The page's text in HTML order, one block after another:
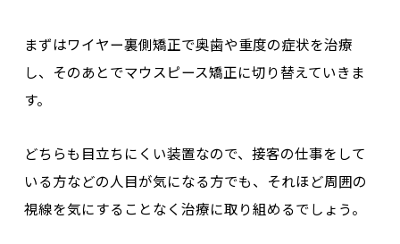
まずはワイヤー裏側矯正で奥歯や重度の症状を治療
し、そのあとでマウスピース矯正に切り替えていきま
す。
どちらも目立ちにくい装置なので、接客の仕事をして
いる方などの人目が気になる方でも、 それほど周囲の
視線を気にすることなく治療に取り組めるでしょう。